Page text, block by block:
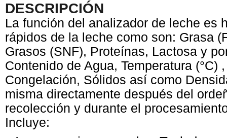
DESCRIPCIÓN
La función del analizador de leche es
rápidos de la leche como son: Grasa
Grasos (SNF), Proteínas, Lactosa y
Contenido de Agua, Temperatura (°C)
Congelación, Sólidos así como
misma directamente después del
recolección y durante el
Incluye: